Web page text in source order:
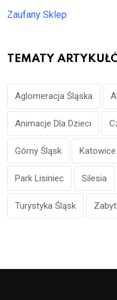
Zaufany Sklep
TEMATY
Aglomeracja Śląska
Animacje Dla Dzieci
Górny Śląsk Katowice
Park Lisiniec Silesia
Turystyka Śląsk